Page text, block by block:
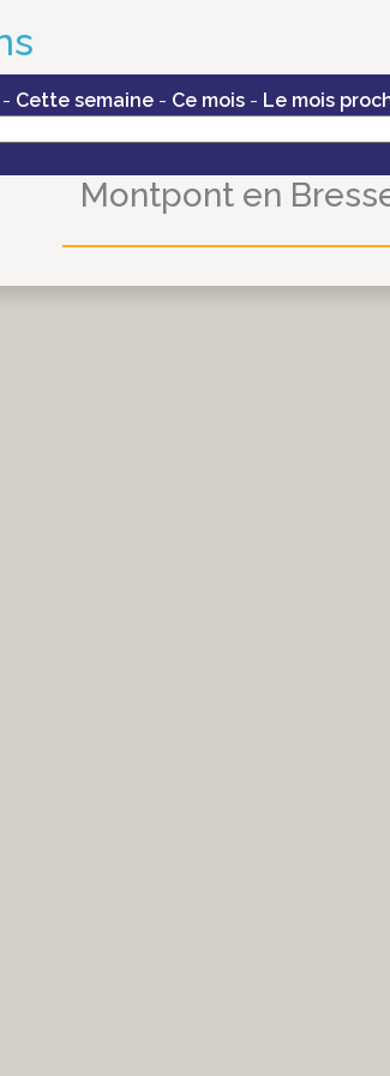
- Cette semaine - Ce mois - Le mois
Montpont en